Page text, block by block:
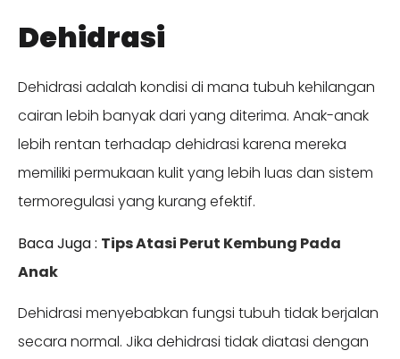
Dehidrasi
Dehidrasi adalah kondisi di mana tubuh kehilangan
cairan lebih banyak dari yang diterima. Anak-anak
lebih rentan terhadap dehidrasi karena mereka
memiliki permukaan kulit yang lebih luas dan sistem
termoregulasi yang kurang efektif.
Baca Juga : Tips Atasi Perut Kembung Pada
Anak
Dehidrasi menyebabkan fungsi tubuh tidak berjalan
secara normal. Jika dehidrasi tidak diatasi dengan